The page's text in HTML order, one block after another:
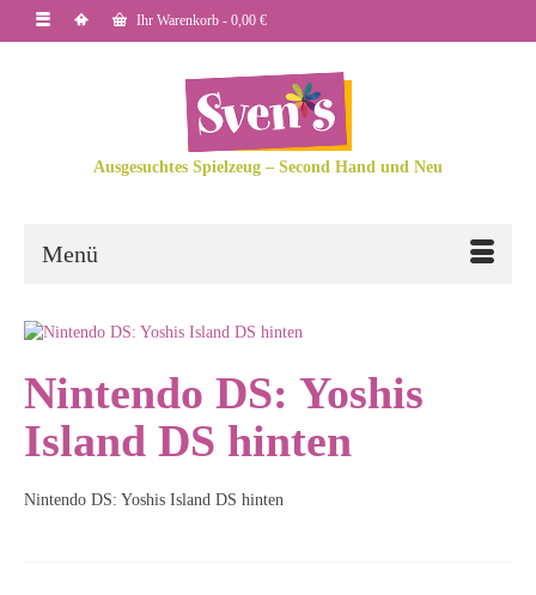
Ihr Warenkorb - 0,00 €
Ausgesuchtes Spielzeug – Second Hand und Neu
Menü
Nintendo DS: Yoshis
Island DS hinten
Nintendo DS: Yoshis Island DS hinten